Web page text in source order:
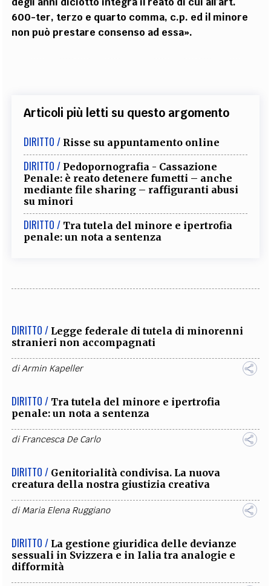
600-ter, terzo e quarto comma, c.p. ed il minore
non può prestare consenso ad essa».
Articoli più letti su questo argomento
DIRITTO / Risse su appuntamento online
DIRITTO / Pedopornografia - Cassazione
Penale: è reato detenere fumetti – anche
mediante file sharing – raffiguranti abusi
su minori
DIRITTO / Tra tutela del minore e ipertrofia
penale: un nota a sentenza
DIRITTO / Legge federale di tutela di minorenni
stranieri non accompagnati
diArmin Kapeller
DIRITTO / Tra tutela del minore e ipertrofia
penale: un nota a sentenza
diFrancesca De Carlo
DIRITTO / Genitorialità condivisa. La nuova
creatura della nostra giustizia creativa
diMaria Elena Ruggiano
DIRITTO / La gestione giuridica delle devianze
sessuali in Svizzera e in Ialia tra analogie e
difformità